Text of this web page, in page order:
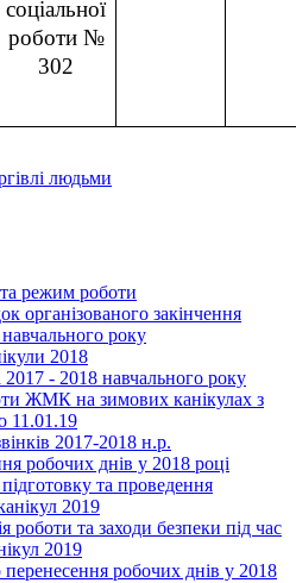
соціальної
роботи №
302
людьми
режим роботи
організованого закінчення
року
2018
- 2018 навчального року
ЖМК на зимових канікулах з
11.01.19
2017-2018 н.р.
робочих днів у 2018 році
та проведення
2019
роботи та заходи безпеки під час
2019
робочих днів у 2018